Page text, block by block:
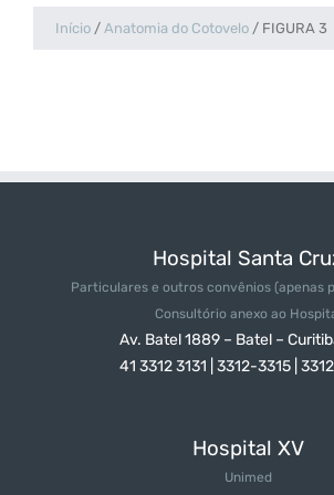
Início / Anatomia do Cotovelo / FIGURA 3
Hospital Santa
Particulares e outros convênios (apenas
Consultório anexo ao
Av. Batel 1889 – Batel –
41 3312 3131 | 3312-3315 |
Hospital XV
Unimed